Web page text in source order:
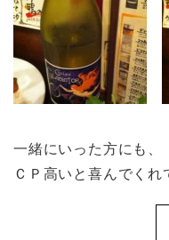
一緒にいった方にも、
ＣＰ高いと喜んでくれ